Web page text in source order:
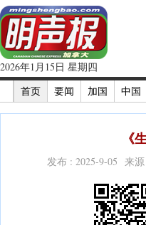
2026年1月15日 星期四
首页
要闻 加国 中国
《
发布 : 2025-9-05 来